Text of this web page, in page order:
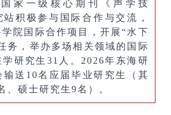
家一级核心期刊《声学技
积极参与国际合作与交流，
院国际合作项目，开展“水下
务，举办多场相关领域的国际
研究生31人。2026年东海研
输送10名应届毕业研究生（其
、硕士研究生9名）。